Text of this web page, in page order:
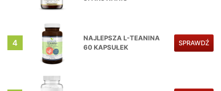
4
NAJLEPSZA L-TEANINA
60 KAPSUŁEK
SPRAWDŹ